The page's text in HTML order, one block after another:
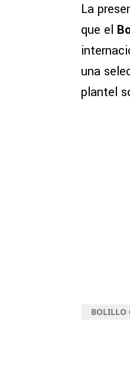
La
que el
una
plantel
BOLILLO